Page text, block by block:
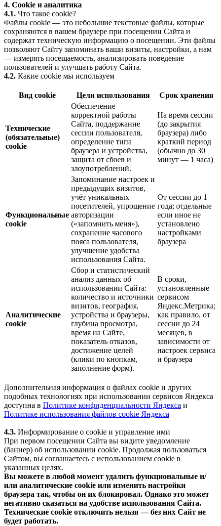
4. Cookie и аналитика
4.1. Что такое cookie?
Файлы cookie — это небольшие текстовые файлы, которые
сохраняются в вашем браузере при посещении Сайта и
содержат техническую информацию о посещении. Эти файлы
позволяют Сайту запоминать ваши визиты, настройки, а нам
— измерять посещаемость, анализировать поведение
пользователей и улучшать работу Сайта.
4.2. Какие cookie мы используем
Вид cookie Цели использования Срок хранения
Технические
(обязательные)
cookie
Обеспечение
корректной работы
Сайта, поддержание
сессии пользователя,
определение типа
браузера и устройства,
защита от сбоев и
злоупотреблений.
На время сессии
(до закрытия
браузера) либо
краткий период
(обычно до 30
минут — 1 часа)
Функциональные
cookie
Запоминание настроек и
предыдущих визитов,
учёт уникальных
посетителей, упрощение
авторизации
(«запомнить меня»),
сохранение часового
пояса пользователя,
улучшение удобства
использования Сайта.
От сессии до 1
года; отдельные
если иное не
установлено
настройками
браузера
Аналитические
cookie
Сбор и статистический
анализ данных об
использовании Сайта:
количество и источники
визитов, география,
устройства и браузеры,
глубина просмотра,
время на Сайте,
показатель отказов,
достижение целей
(клики по кнопкам,
заполнение форм).
В сроки,
установленные
сервисом
Яндекс.Метрика;
как правило, от
сессии до 24
месяцев, в
зависимости от
настроек сервиса
и браузера
Дополнительная информация о файлах cookie и других
подобных технологиях при использовании сервисов Яндекса
доступна в Политике конфиденциальности Яндекса и
Политике использования файлов cookie Яндекса
4.3. Информирование о cookie и управление ими
При первом посещении Сайта вы видите уведомление
(баннер) об использовании cookie. Продолжая пользоваться
Сайтом, вы соглашаетесь с использованием cookie в
указанных целях.
Вы можете в любой момент удалить функциональные и/
или аналитические cookie или изменить настройки
браузера так, чтобы он их блокировал. Однако это может
негативно сказаться на удобстве использования Сайта.
Технические cookie отключить нельзя — без них Сайт не
будет работать.